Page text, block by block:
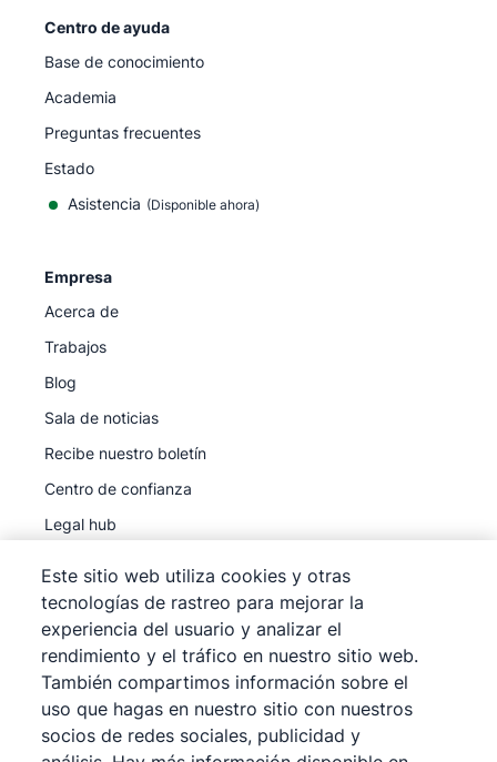
Centro de ayuda
Base de conocimiento
Academia
Preguntas frecuentes
Estado
Asistencia (Disponible ahora)
Empresa
Acerca de
Trabajos
Blog
Sala de noticias
Recibe nuestro boletín
Centro de confianza
Legal hub
©2026Pipedrive
Pipedrive
Términos de servicio
Este sitio web utiliza cookies y otras
tecnologías de rastreo para mejorar la
experiencia del usuario y analizar el
rendimiento y el tráfico en nuestro sitio web.
También compartimos información sobre el
uso que hagas en nuestro sitio con nuestros
socios de redes sociales, publicidad y